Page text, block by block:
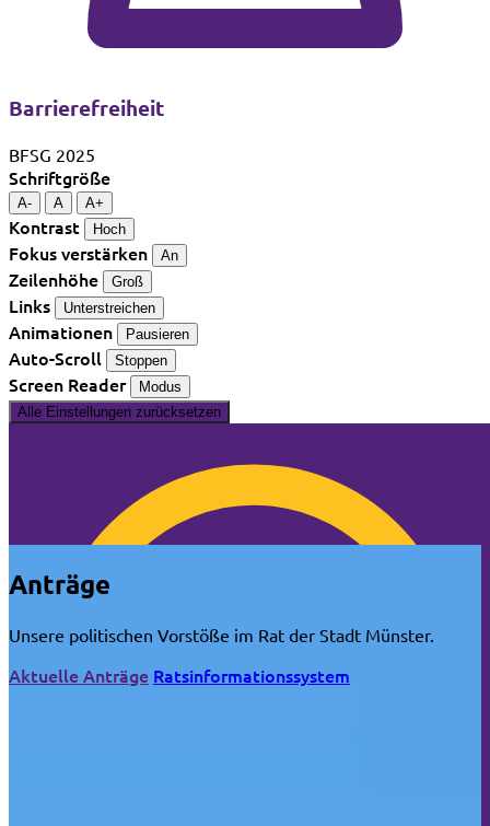
Barrierefreiheit
BFSG 2025
Schriftgröße
A- A A+
Kontrast Hoch
Fokus verstärken An
Zeilenhöhe Groß
Links Unterstreichen
Animationen Pausieren
Auto-Scroll Stoppen
Screen Reader
Modus
Alle Einstellungen zurücksetzen
🍪 Cookie-Info
Anträge
Unsere politischen Vorstöße im Rat der Stadt Münster.
Aktuelle Anträge Ratsinformationssystem